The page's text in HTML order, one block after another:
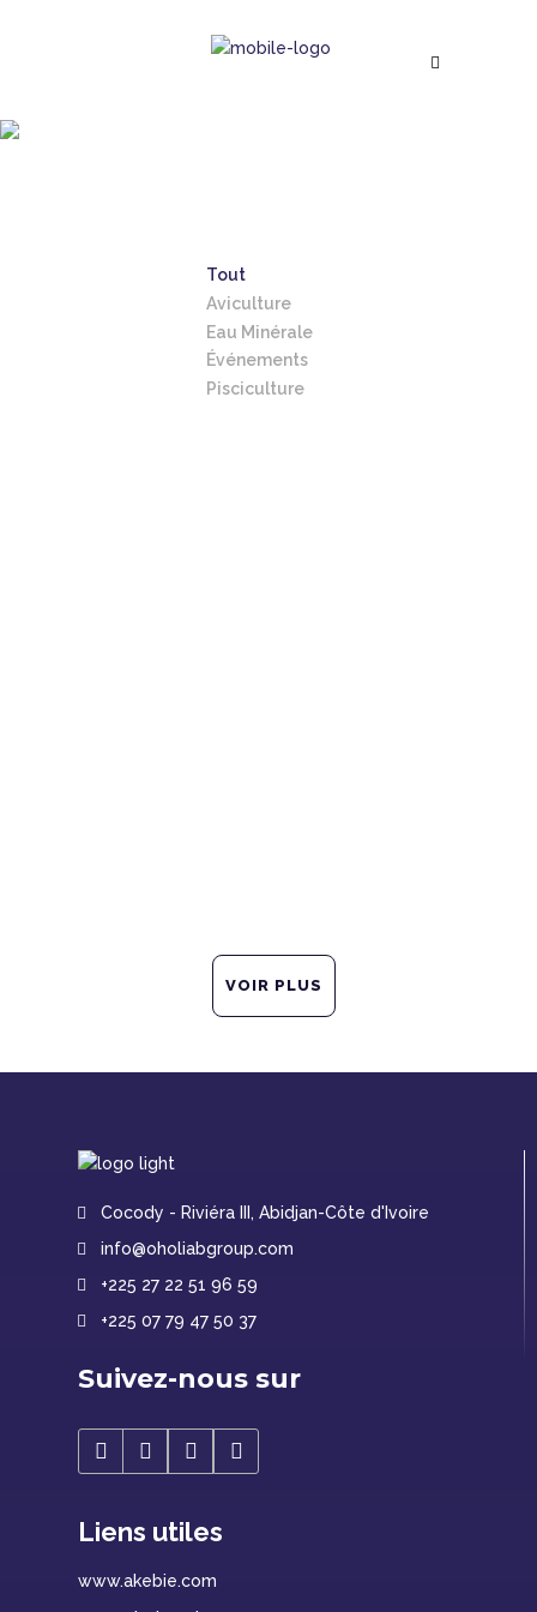
Tout
Aviculture
Eau Minérale
Événements
Pisciculture
Cocody - Riviéra III, Abidjan-Côte d'Ivoire
info@oholiabgroup.com
+225 27 22 51 96 59
+225 07 79 47 50 37
Suivez-nous sur
Liens utiles
www.akebie.com